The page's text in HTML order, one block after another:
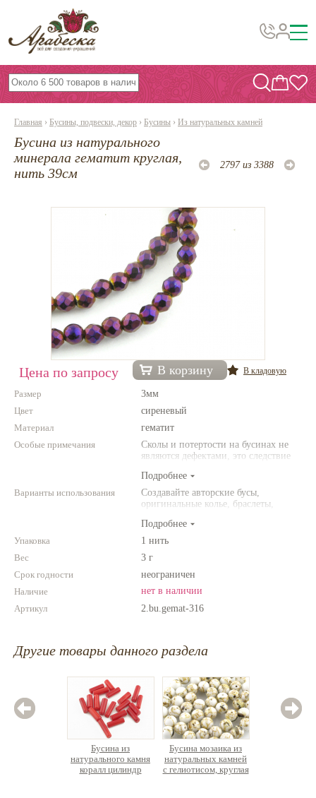
Бусины, подвески, декор
Бисер
Фурнитура
Проволока
Инструменты и материалы
Шнуры, ленты, нитки
По темам и сезонам
Бисер TOHO
Нетемнеющая фурнитура
Всё для вышивки
Проволока
Натуральные камни
Фотофорум
Главная › Бусины, подвески, декор › Бусины › Из натуральных камней
Бусина из натурального
минерала гематит круглая,
нить 39см
2797 из 3388
Цена по запросу В корзину В кладовую
Размер
3мм
Цвет
сиреневый
Материал
гематит
Особые примечания
Сколы и потертости на бусинах не
являются дефектами, это следствие
природного камня. Цвет и размер
товара может отличаться от
представленных на фото.
Подробнее
Варианты использования
Создавайте авторские бусы,
оригинальные колье, браслеты,
Комбинируйте различные цвета и
размеры. Фантазируйте!
Подробнее
Упаковка
1 нить
Вес
3 г
Срок годности
неограничен
Наличие
нет в наличии
Артикул
2.bu.gemat-316
Другие товары данного раздела
Бусина из
натурального камня
коралл цилиндр
Бусина мозаика из
натуральных камней
с гелиотисом, круглая